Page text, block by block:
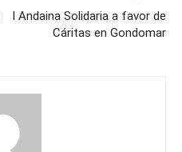
I Andaina Solidaria a favor de
Cáritas en Gondomar